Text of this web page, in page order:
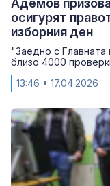
Адемов
осигурят
изборния ден
"Заедно с
близо 4000
13:46 • 17.04.2026